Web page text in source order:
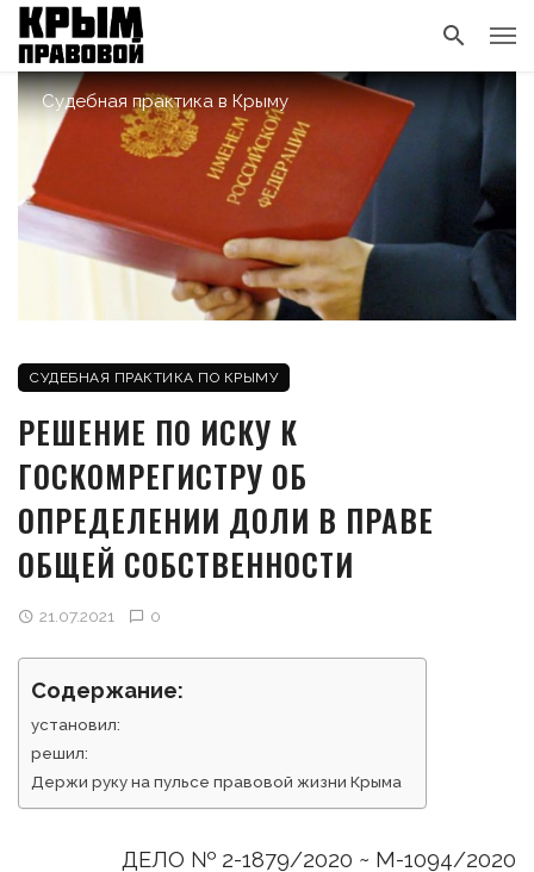
Судебная практика в Крыму
СУДЕБНАЯ ПРАКТИКА ПО КРЫМУ
РЕШЕНИЕ ПО ИСКУ К
ГОСКОМРЕГИСТРУ ОБ
ОПРЕДЕЛЕНИИ ДОЛИ В ПРАВЕ
ОБЩЕЙ СОБСТВЕННОСТИ
21.07.2021 0
Содержание:
установил:
решил:
Держи руку на пульсе правовой жизни Крыма
ДЕЛО № 2-1879/2020 ~ М-1094/2020